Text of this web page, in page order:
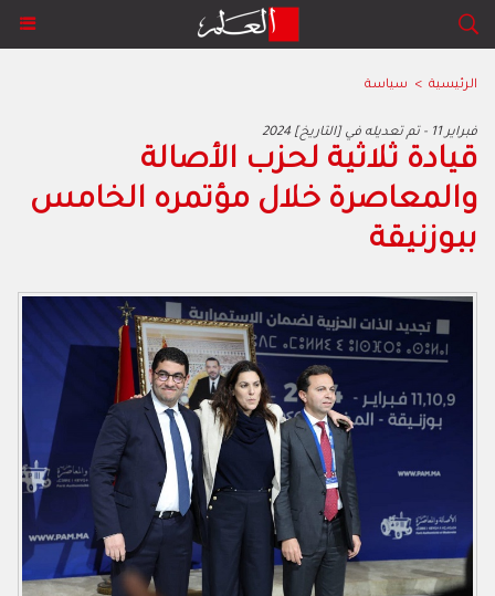
الرئيسية > سياسة
2024 فبراير 11 - تم تعديله في [التاريخ]
قيادة ثلاثية لحزب الأصالة
والمعاصرة خلال مؤتمره الخامس
ببوزنيقة